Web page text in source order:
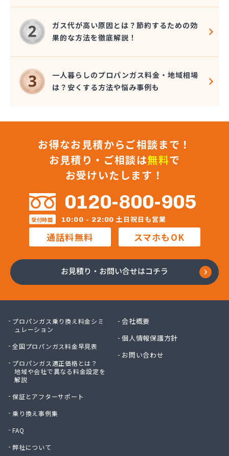
株式会社保坂
株式会社鈴喜
関山商店
丸片機水工業株式会社
岩沼ガス有限会社
岩沼プロパン(協)
岩沼市農業協同組合本所販売所
岩谷産業株式会社エネルギー 東北支社
協同石油株式会社
橋本産業株式会社 塩釜営業所
橋本産業株式会社 石巻営業所
橋本産業株式会社仙台営業所
熊谷燃料住設株式会社
後藤商店
工藤商店
高橋商店
高橋燃料店
佐藤電気商会
佐藤燃料店
砂金石油ガス株式会社 東仙台営業所
三浦商店
三宝物産株式会社
三宝物産株式会社 石巻営業所
山庄商店
勝又総業有限会社
小野喜米店
ガス代が高い原因とは？節約するための効
果的な方法を徹底解説！
一人暮らしのプロパンガス料金・地域相場
は？安くする方法や悩み事例も
お得なお見積からご相談まで！
お見積り・ご相談は無料で
お受けいたします！
0120-800-905
受付時間 10:00 - 22:00 土日祝日も営業
通話料無料 スマホもOK
お見積り・お問い合せはコチラ
プロパンガス乗り換え料金シミ
ュレーション
全国プロパンガス料金早見表
プロパンガス適正価格とは？
地域や会社で異なる料金設定を
解説
保証とアフターサポート
乗り換え事例集
FAQ
弊社について
会社概要
個人情報保護方針
お問い合わせ